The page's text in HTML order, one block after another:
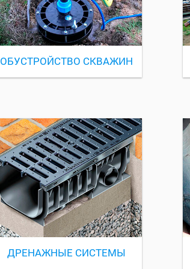
ОБУСТРОЙСТВО СКВАЖИН
ДРЕНАЖНЫЕ СИСТЕМЫ